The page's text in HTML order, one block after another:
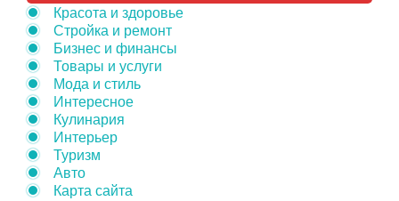
Красота и здоровье
Стройка и ремонт
Бизнес и финансы
Товары и услуги
Мода и стиль
Интересное
Кулинария
Интерьер
Туризм
Авто
Карта сайта